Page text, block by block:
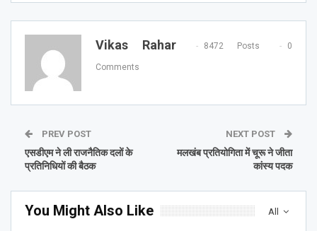
Vikas Rahar 8472 Posts 0
Comments
PREV POST
एसडीएम ने ली राजनैतिक दलों के
प्रतिनिधियों की बैठक
NEXT POST
मलखंब प्रतियोगिता में चूरू ने जीता
कांस्य पदक
All
You Might Also Like